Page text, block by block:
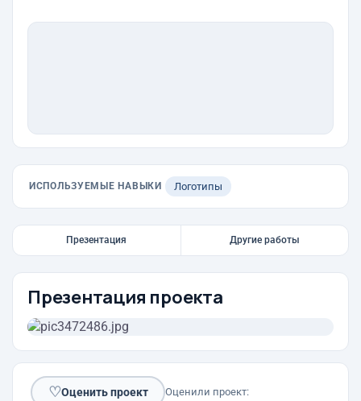
ИСПОЛЬЗУЕМЫЕ НАВЫКИ Логотипы
Презентация Другие работы
Презентация проекта
♡Оценить проект Оценили проект: